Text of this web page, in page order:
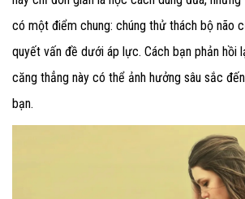
có một điểm chung: chúng thử thách bộ não
quyết vấn đề dưới áp lực. Cách bạn phản hồi
căng thẳng này có thể ảnh hưởng sâu sắc
bạn.